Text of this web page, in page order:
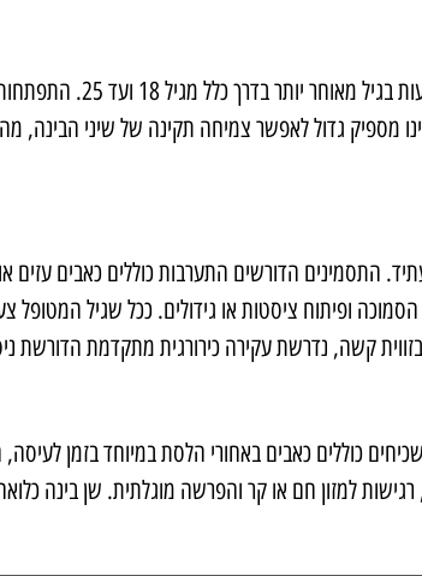
שיני בינה הן ארבעת
גדול לאפשר צמיחה תקינה של שיני הבינה, מה
התסמינים הדורשים התערבות כוללים כאבים עזים או
ופיתוח ציסטות או גידולים. ככל שגיל המטופל
כוללים כאבים באחורי הלסת במיוחד בזמן
למזון חם או קר והפרשה מוגלתית. שן בינה